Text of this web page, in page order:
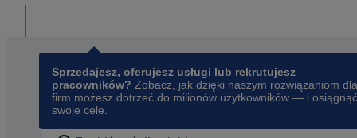
Sprzedajesz, oferujesz usługi lub rekrutujesz
pracowników? Zobacz, jak dzięki naszym rozwiązaniom dla
firm możesz dotrzeć do milionów użytkowników — i osiągnąć
swoje cele.